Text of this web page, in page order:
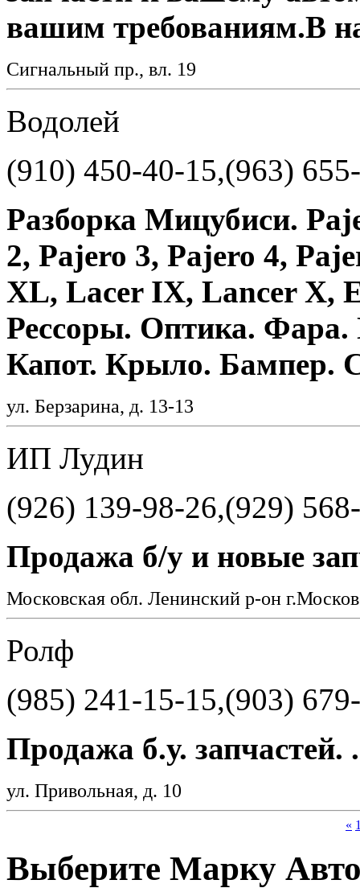
вашим требованиям.В
Сигнальный пр., вл. 19
Водолей
(910) 450-40-15,(963)
Разборка Мицубиси.
2, Pajero 3, Pajero 4,
XL, Lacer IX, Lancer X,
Рессоры. Оптика. Фара.
Капот. Крыло. Бампер.
ул. Берзарина, д. 13-13
ИП Лудин
(926) 139-98-26,(929)
Продажа б/у и новые
Московская обл. Ленинский р-он
Ролф
(985) 241-15-15,(903)
Продажа б.у. запчастей.
ул. Привольная, д. 10
«
Выберите Марку